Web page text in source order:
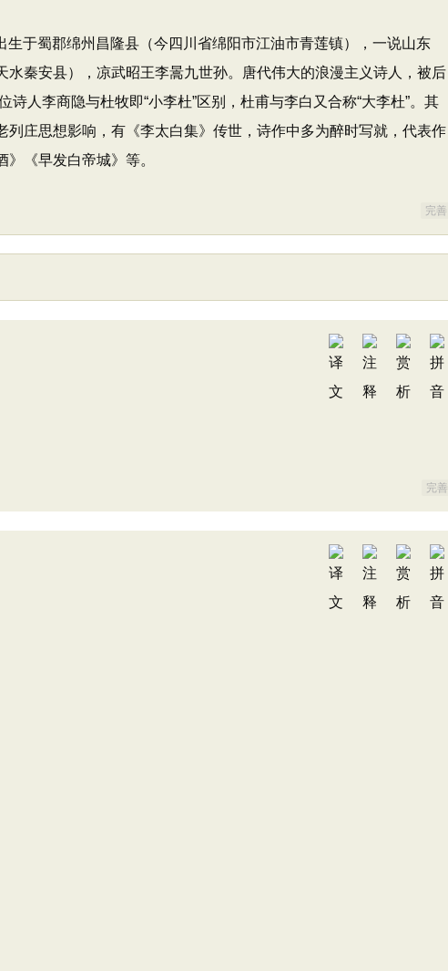
于蜀郡绵州昌隆县（今四川省绵阳市江油市青莲镇），一说山东
水秦安县），凉武昭王李暠九世孙。唐代伟大的浪漫主义诗人，被后
诗人李商隐与杜牧即“小李杜”区别，杜甫与李白又合称“大李杜”。其
列庄思想影响，有《李太白集》传世，诗作中多为醉时写就，代表作
《早发白帝城》等。
完善
完善